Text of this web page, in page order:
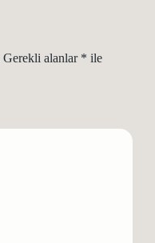
Gerekli alanlar * ile